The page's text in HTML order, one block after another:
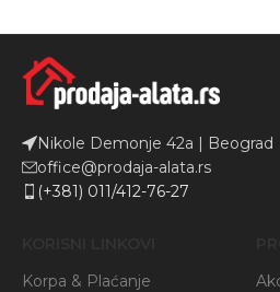
Nikole Demonje 42a | Beograd
office@prodaja-alata.rs
(+381) 011/412-76-27
Korpa & Plaćanje